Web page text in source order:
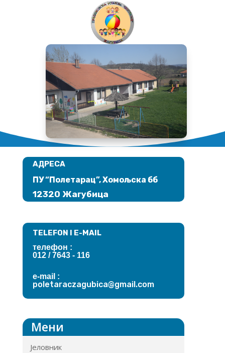
АДРЕСА
ПУ “Полетарац”, Хомољска бб
12320 Жагубица
TELEFON I E-MAIL
телефон :
012 / 7643- 116
e-mail :
poletaraczagubica@gmail.com
Мени
Јеловник